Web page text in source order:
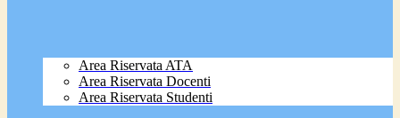
Area Riservata ATA
Area Riservata Docenti
Area Riservata Studenti